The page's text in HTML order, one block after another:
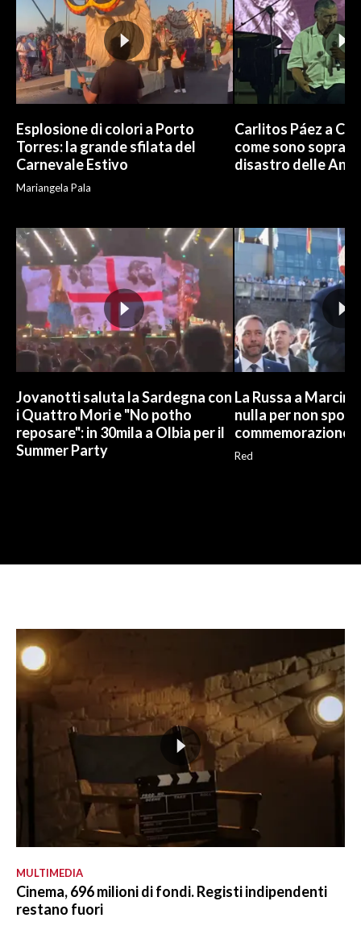
Esplosione di colori a Porto
Torres: la grande sfilata del
Carnevale Estivo
Mariangela Pala
Carlitos Páez a
come sono
disastro delle
Jovanotti saluta la Sardegna con
i Quattro Mori e "No potho
reposare": in 30mila a Olbia per il
Summer Party
La Russa a
nulla per non
commemorazione
Red
MULTIMEDIA
Cinema, 696 milioni di fondi. Registi indipendenti
restano fuori